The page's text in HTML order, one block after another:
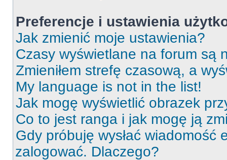
Preferencje i ustawienia
Jak zmienić moje ustawienia?
Czasy wyświetlane na forum są
Zmieniłem strefę czasową, a
My language is not in the list!
Jak mogę wyświetlić obrazek
Co to jest ranga i jak mogę ją
Gdy próbuję wysłać wiadomość
zalogować. Dlaczego?